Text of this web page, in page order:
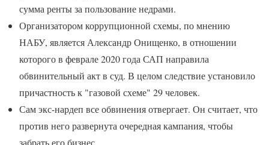
сумма ренты за пользование недрами.
Организатором коррупционной схемы, по мнению
НАБУ, является Александр Онищенко, в отношении
которого в феврале 2020 года САП направила
обвинительный акт в суд. В целом следствие установило
причастность к "газовой схеме" 29 человек.
Сам экс-нардеп все обвинения отвергает. Он считает, что
против него развернута очередная кампания, чтобы
забрать его бизнес.